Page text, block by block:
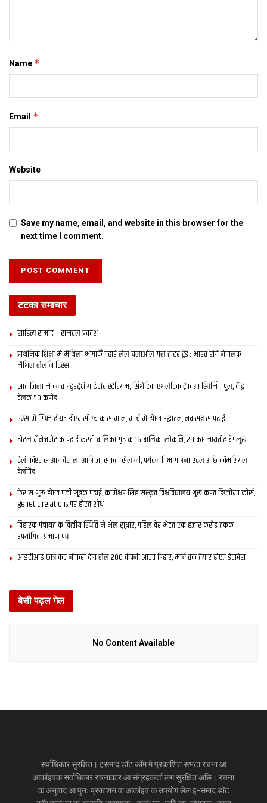
Name *
Email *
Website
Save my name, email, and website in this browser for the
next time I comment.
टटका समाचार
साहित्य समाद – समटल प्रकाश
प्राथमिक शि‍क्षा मे मैथि‍ली भाषाकेँ पढ़ाई लेल चलाओल गेल ट्वीटर ट्रेंड : भारत संगे नेपालक
मैथिल लेलनि हिस्सा
सात जिला मे बनत बहुउद्देशीय इंडोर स्‍टेडि‍यम, सिंथेटिक एथलेटिक ट्रेक आ स्विमिंग पुल, केंद्र
देलक 50 करोड़
एम्स मे शिफ्ट होयत डीएमसीएच क सामान, मार्च मे होएत उद्घाटन, नव सत्र स पढाई
होटल मैनेजमेंट क पढ़ाई करती बालिका गृह क 16 बालिका लोकनि, 29 कए जायतीह बेंगलुरु
हेलीकॉप्टर स आब वैशाली आबि जा सकता सैलानी, पर्यटन विभाग बना रहल अछि कॉमर्शियल
हेलीपैड
फेर स शुरू होएत पंजी सूत्रक पढाई, कामेश्वर सिंह संस्कृत विश्वविद्यालय शुरू करत डिप्लोमा कोर्स,
genetic relations पर होएत शोध
बिहारक पंचायत क वित्‍तीय स्थिति मे भेल सुधार, पहिल बेर भेटत एक हजार करोड़ तकक
उपयोगिता प्रमाण पत्र
आइटीआइ छात्र कए नौकरी देबा लेल 200 कंपनी आउत बिहार, मार्च तक तैयार होएत डेटाबेस
बेसी पढ़ल गेल
No Content Available
सर्वाधिकार सुरक्षित। इसमाद डॉट कॉम मे प्रकाशित सभटा रचना आ
आर्काइवक सर्वाधिकार रचनाकार आ संग्रहकर्त्ता लग सुरक्षित अछि। रचना
क अनुवाद आ पुन: प्रकाशन वा आर्काइव क उपयोग लेल इ-समाद डॉट